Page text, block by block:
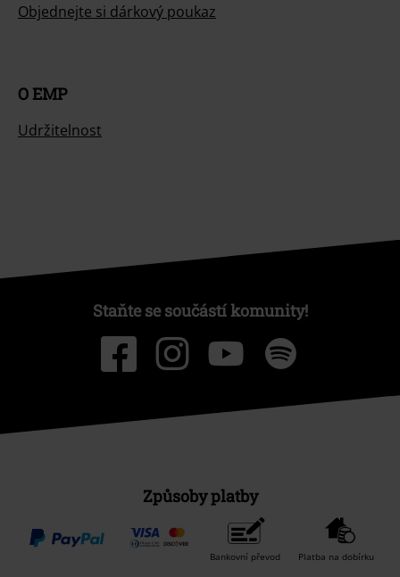
Objednejte si dárkový poukaz
O EMP
Udržitelnost
Staňte se součástí komunity!
Způsoby platby
Bankovní převod Platba na dobírku